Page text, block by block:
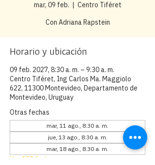
mar, 09 feb.
  |
Centro Tiféret
Con Adriana Rapstein
Horario y ubicación
09 feb. 2027, 8:30 a. m. – 9:30 a. m.
Centro Tiféret, Ing Carlos Ma. Maggiolo
622, 11300 Montevideo, Departamento de
Montevideo, Uruguay
Otras fechas
mar, 11 ago., 8:30 a. m.
jue, 13 ago., 8:30 a. m.
mar, 18 ago., 8:30 a. m.
Ver 155 fechas